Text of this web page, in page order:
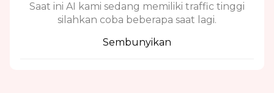
Saat ini AI kami sedang memiliki traffic tinggi
silahkan coba beberapa saat lagi.
Sembunyikan